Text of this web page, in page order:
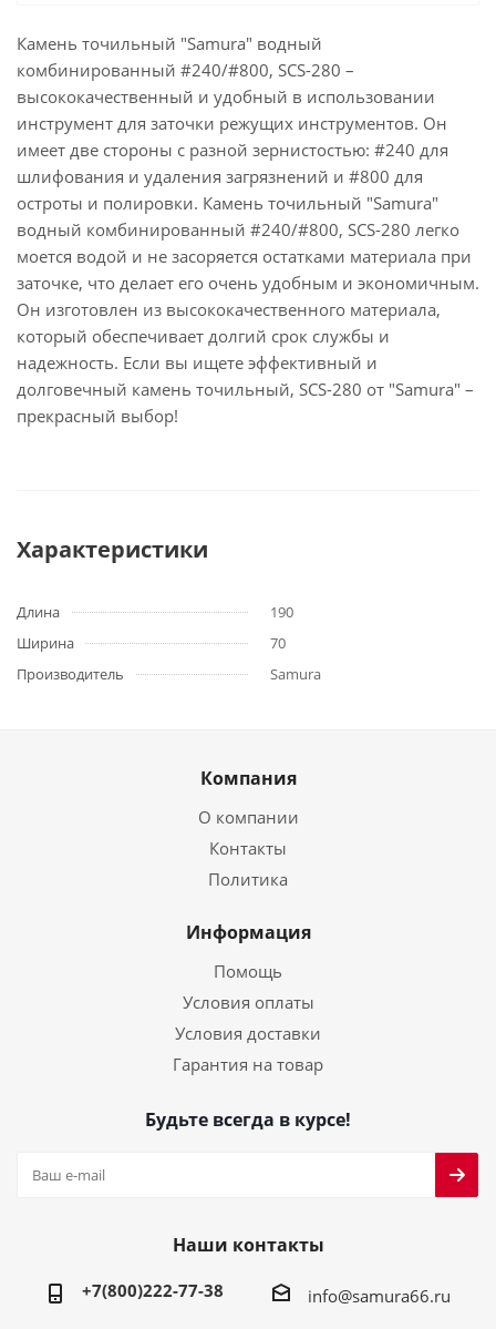
Камень точильный "Samura" водный
комбинированный #240/#800, SCS-280 –
высококачественный и удобный в использовании
инструмент для заточки режущих инструментов. Он
имеет две стороны с разной зернистостью: #240 для
шлифования и удаления загрязнений и #800 для
остроты и полировки. Камень точильный "Samura"
водный комбинированный #240/#800, SCS-280 легко
моется водой и не засоряется остатками материала при
заточке, что делает его очень удобным и экономичным.
Он изготовлен из высококачественного материала,
который обеспечивает долгий срок службы и
надежность. Если вы ищете эффективный и
долговечный камень точильный, SCS-280 от "Samura" –
прекрасный выбор!
Характеристики
Длина
190
Ширина
70
Производитель
Samura
Компания
О компании
Контакты
Политика
Информация
Помощь
Условия оплаты
Условия доставки
Гарантия на товар
Будьте всегда в курсе!
Наши контакты
+7(800)222-77-38 info@samura66.ru